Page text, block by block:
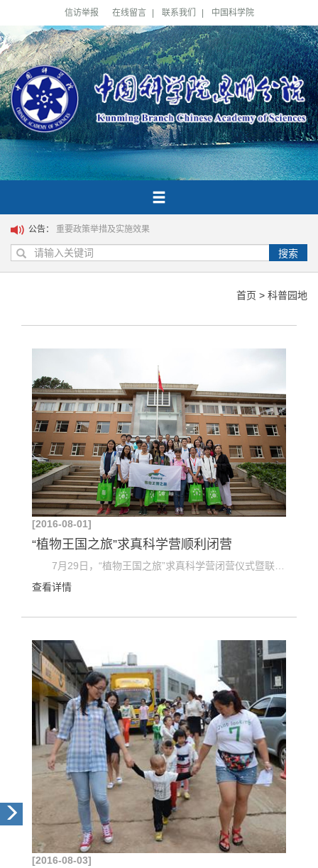
信访举报 在线留言 联系我们 中国科学院
公告： 重要政策举措及实施效果
搜索
首页 > 科普园地
[2016-08-01]
“植物王国之旅”求真科学营顺利闭营
查看详情
[2016-08-03]